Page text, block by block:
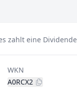
zahlt eine
WKN
A0RCX2